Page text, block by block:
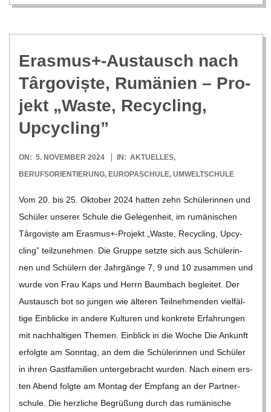
Erasmus+-Austausch nach
Târ­go­viște, Rumä­nien – Pro­
jekt „Waste, Recy­cling,
Upcycling”
2024-
11-
ON: 5. NOVEMBER 2024 IN: AKTUELLES,
BERUFSORIENTIERUNG, EUROPASCHULE, UMWELTSCHULE
Vom 20. bis 25. Okto­ber 2024 hat­ten zehn Schü­le­rin­nen und
Schü­ler unse­rer Schule die Gele­gen­heit, im rumä­ni­schen
Târ­go­viște am Erasmus+-Projekt „Waste, Recy­cling, Upcy­
cling” teil­zu­neh­men. Die Gruppe setzte sich aus Schü­le­rin­
nen und Schü­lern der Jahr­gänge 7, 9 und 10 zusam­men und
wurde von Frau Kaps und Herrn Baum­bach beglei­tet. Der
Aus­tausch bot so jun­gen wie älte­ren Teil­neh­men­den viel­fäl­
tige Ein­bli­cke in andere Kul­tu­ren und kon­krete Erfah­run­gen
mit nach­hal­ti­gen The­men. Ein­blick in die Woche Die Ankunft
erfolgte am Sonn­tag, an dem die Schü­le­rin­nen und Schü­ler
in ihren Gast­fa­mi­lien unter­ge­bracht wur­den. Nach einem ers­
ten Abend folgte am Mon­tag der Emp­fang an der Part­ner­
schule. Die herz­li­che Begrü­ßung durch das rumä­ni­sche